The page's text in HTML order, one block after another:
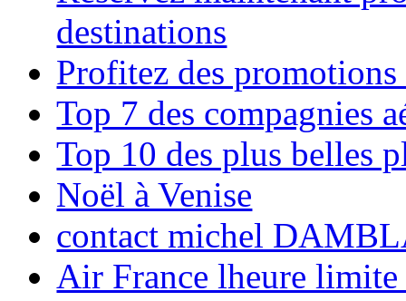
destinations
Profitez des
Top 7 des compagnies
Top 10 des plus belles
Noël à Venise
contact michel
Air France lheure limite